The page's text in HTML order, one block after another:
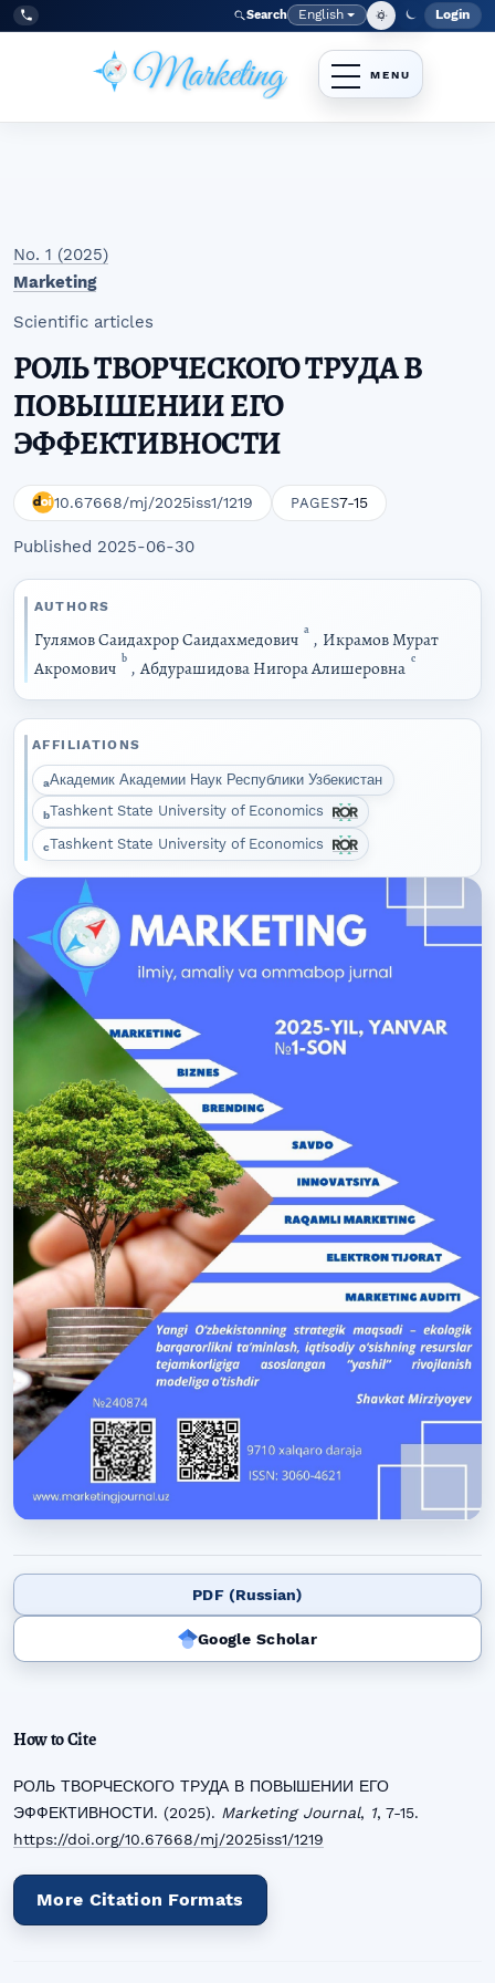
Skip to main navigation menu
Skip to main content
Skip to site footer
Tel:
+998977838464 Search Language
English Login
No. 1 (2025)
Marketing
Scientific articles
РОЛЬ ТВОРЧЕСКОГО ТРУДА В
ПОВЫШЕНИИ ЕГО
ЭФФЕКТИВНОСТИ
10.67668/mj/2025iss1/1219 PAGES7-15
Published 2025-06-30
AUTHORS
Гулямов Саидахрор Саидахмедович a , Икрамов Мурат
Акромович b , Абдурашидова Нигора Алишеровна c
AFFILIATIONS
aАкадемик Академии Наук Республики Узбекистан
bTashkent State University of Economics
cTashkent State University of Economics
PDF (Russian)
Google Scholar
How to Cite
РОЛЬ ТВОРЧЕСКОГО ТРУДА В ПОВЫШЕНИИ ЕГО
ЭФФЕКТИВНОСТИ. (2025). Marketing Journal, 1, 7-15.
https://doi.org/10.67668/mj/2025iss1/1219
More Citation Formats